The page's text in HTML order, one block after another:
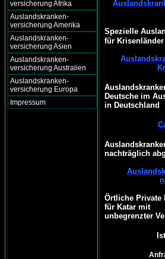
versicherung Afrika
Auslandskranken-
versicherung Amerika
Auslandskranken-
versicherung Asien
Auslandskranken-
versicherung Australien
Auslandskranken-
versicherung Europa
Impressum
Spezielle
für
Deutsche im
in Deutschland
nachträglich
Örtliche Private
für Katar mit
unbegrenzter